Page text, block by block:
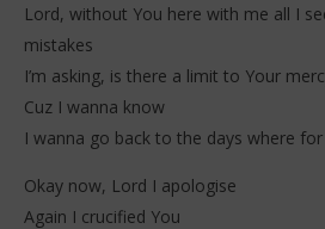
NOW
CalledOut Music – My Prayer /
(Lyrics)
Lord, without You here with me all I
mistakes
I’m asking, is there a limit to Your
Cuz I wanna know
I wanna go back to the days where
Okay now, Lord I apologise
Again I crucified You